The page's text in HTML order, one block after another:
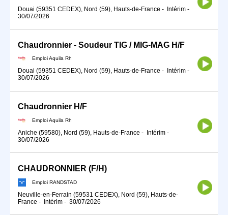
Douai (59351 CEDEX), Nord (59), Hauts-de-France - Intérim -
30/07/2026
Chaudronnier - Soudeur TIG / MIG-MAG H/F
Emploi Aquila Rh
Douai (59351 CEDEX), Nord (59), Hauts-de-France - Intérim -
30/07/2026
Chaudronnier H/F
Emploi Aquila Rh
Aniche (59580), Nord (59), Hauts-de-France - Intérim -
30/07/2026
CHAUDRONNIER (F/H)
Emploi RANDSTAD
Neuville-en-Ferrain (59531 CEDEX), Nord (59), Hauts-de-
France - Intérim - 30/07/2026